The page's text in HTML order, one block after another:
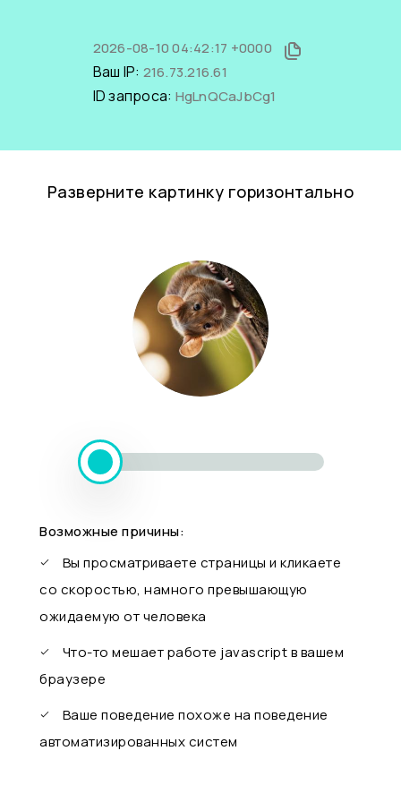
2026-08-10 04:42:17 +0000
Ваш IP: 216.73.216.61
ID запроса: HgLnQCaJbCg1
Разверните картинку горизонтально
Возможные причины:
Вы просматриваете страницы и кликаете
со скоростью, намного превышающую
ожидаемую от человека
Что-то мешает работе javascript в вашем
браузере
Ваше поведение похоже на поведение
автоматизированных систем